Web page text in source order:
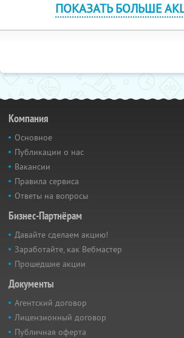
ПОКАЗАТЬ БОЛЬШЕ
Компания
Основное
Публикации о нас
Вакансии
Правила сервиса
Ответы на вопросы
Бизнес-Партнёрам
Давайте сделаем акцию!
Заработайте, как Вебмастер
Прошедшие акции
Документы
Агентский договор
Лицензионный договор
Публичная оферта